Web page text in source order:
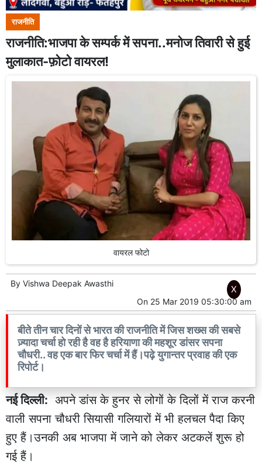
राजनीति
राजनीति:भाजपा के सम्पर्क में सपना..मनोज तिवारी से हुई
मुलाकात-फ़ोटो वायरल!
वायरल फोटो
By Vishwa Deepak Awasthi
On 25 Mar 2019 05:30:00 am
बीते तीन चार दिनों से भारत की राजनीति में जिस शख्स की सबसे
ज़्यादा चर्चा हो रही है वह है हरियाणा की महशूर डांसर सपना
चौधरी.. वह एक बार फिर चर्चा में हैं।पढ़े युगान्तर प्रवाह की एक
रिपोर्ट।
नई दिल्ली: अपने डांस के हुनर से लोगों के दिलों में राज करनी
वाली सपना चौधरी सियासी गलियारों में भी हलचल पैदा किए
हुए हैं।उनकी अब भाजपा में जाने को लेकर अटकलें शुरू हो
गई हैं।
X